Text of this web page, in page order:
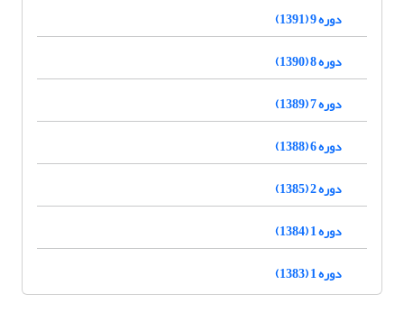
دوره 9 (1391)
دوره 8 (1390)
دوره 7 (1389)
دوره 6 (1388)
دوره 2 (1385)
دوره 1 (1384)
دوره 1 (1383)